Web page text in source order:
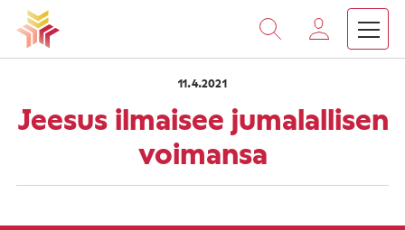
Vieritä
sisältöön
Etusivu Jeesus ilmaisee jumalallisen
11.4.2021
Jeesus ilmaisee jumalallisen
voimansa